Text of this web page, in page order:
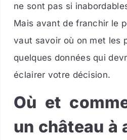
ne sont pas si
Mais avant de franchir le
vaut savoir où on met les
quelques données qui
éclairer votre décision.
Où et
un château à